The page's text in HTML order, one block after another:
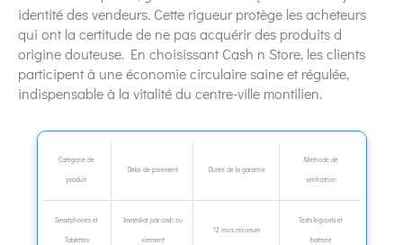
identité des vendeurs. Cette rigueur protège les acheteurs
qui ont la certitude de ne pas acquérir des produits d
origine douteuse. En choisissant Cash n Store, les clients
participent à une économie circulaire saine et régulée,
indispensable à la vitalité du centre-ville montilien.
Catégorie de
produit
Délai de paiement Durée de la garantie
Méthode de
vérification
Smartphones et
Tablettes
Immédiat par cash ou
virement
12 mois minimum
Tests logiciels et
batterie